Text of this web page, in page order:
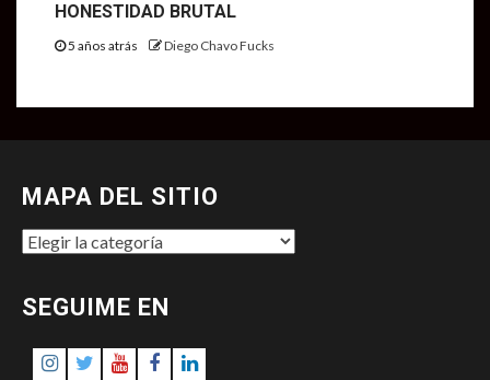
HONESTIDAD BRUTAL
5 años atrás Diego Chavo Fucks
MAPA DEL SITIO
MAPA
SITIO
SEGUIME EN
Instagram
Twitter
Youtube
Facebook
LinkedIn